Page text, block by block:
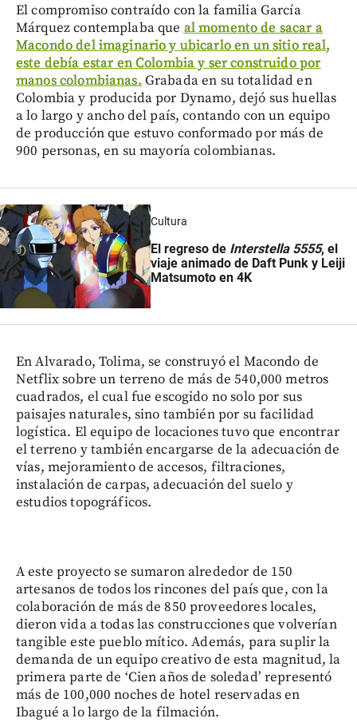
El compromiso contraído con la familia García
Márquez contemplaba que al momento de sacar a
Macondo del imaginario y ubicarlo en un sitio real,
este debía estar en Colombia y ser construido por
manos colombianas. Grabada en su totalidad en
Colombia y producida por Dynamo, dejó sus huellas
a lo largo y ancho del país, contando con un equipo
de producción que estuvo conformado por más de
900 personas, en su mayoría colombianas.
Cultura
El regreso de Interstella 5555, el
viaje animado de Daft Punk y Leiji
Matsumoto en 4K
En Alvarado, Tolima, se construyó el Macondo de
Netflix sobre un terreno de más de 540,000 metros
cuadrados, el cual fue escogido no solo por sus
paisajes naturales, sino también por su facilidad
logística. El equipo de locaciones tuvo que encontrar
el terreno y también encargarse de la adecuación de
vías, mejoramiento de accesos, filtraciones,
instalación de carpas, adecuación del suelo y
estudios topográficos.
A este proyecto se sumaron alrededor de 150
artesanos de todos los rincones del país que, con la
colaboración de más de 850 proveedores locales,
dieron vida a todas las construcciones que volverían
tangible este pueblo mítico. Además, para suplir la
demanda de un equipo creativo de esta magnitud, la
primera parte de ‘Cien años de soledad’ representó
más de 100,000 noches de hotel reservadas en
Ibagué a lo largo de la filmación.